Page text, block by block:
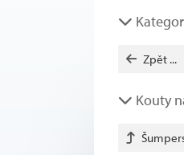
Zpět ...
Kouty